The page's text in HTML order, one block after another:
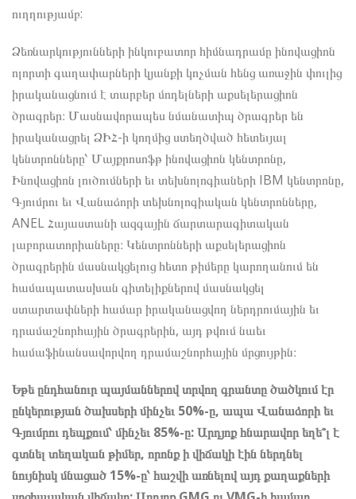
ուղղությամբ:
Ձեռնարկությունների ինկուբատոր հիմնադրամը ինովացիոն
ոլորտի գաղափարների կյանքի կոչման հենց առաջին փուլից
իրականացնում է տարբեր մոդելների աքսելերացիոն
ծրագրեր։ Մասնավորապես նմանատիպ ծրագրեր են
իրականացրել ՁԻՀ-ի կողմից ստեղծված հետեւյալ
կենտրոնները՝ Մայքրոսոֆթ ինովացիոն կենտրոնը,
Ինովացիոն լուծումների եւ տեխնոլոգիաների IBM կենտրոնը,
Գյումրու եւ Վանաձորի տեխնոլոգիական կենտրոնները,
ANEL Հայաստանի ազգային ճարտարագիտական
լաբորատորիաները։ Կենտրոնների աքսելերացիոն
ծրագրերին մասնակցելուց հետո թիմերը կարողանում են
համապատասխան գիտելիքներով մասնակցել
ստարտափների համար իրականացվող ներդրումային եւ
դրամաշնորհային ծրագրերին, այդ թվում նաեւ
համաֆինանսավորվող դրամաշնորհային մրցույթին։
Եթե ընդհանուր պայմաններով տրվող գրանտը ծածկում էր
ընկերության ծախսերի մինչեւ 50%-ը, ապա Վանաձորի եւ
Գյումրու դեպքում՝ մինչեւ 85%-ը: Արդյոք հնարավոր եղե՞լ է
գտնել տեղական թիմեր, որոնք ի վիճակի էին ներդնել
նույնիսկ մնացած 15%-ը՝ հաշվի առնելով այդ քաղաքների